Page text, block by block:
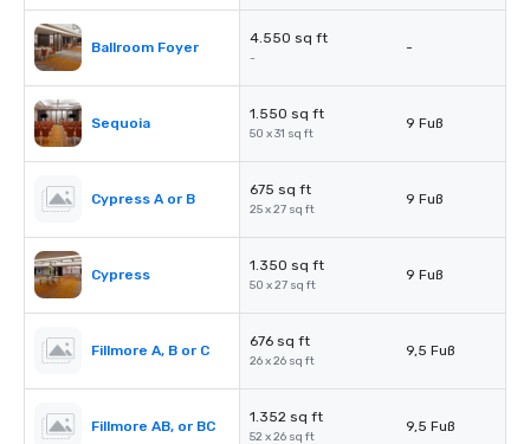
Ballroom Foyer
4.550 sq ft
-
-
Sequoia
1.550 sq ft
50 x 31 sq ft
9 Fuß
Cypress A or B
675 sq ft
25 x 27 sq ft
9 Fuß
Cypress
1.350 sq ft
50 x 27 sq ft
9 Fuß
Fillmore A, B or C
676 sq ft
26 x 26 sq ft
9,5 Fuß
Fillmore AB, or BC
1.352 sq ft
52 x 26 sq ft
9,5 Fuß